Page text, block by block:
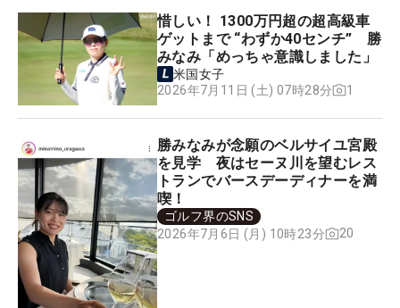
惜しい！ 1300万円超の超高級車
ゲットまで “わずか40センチ” 勝
みなみ「めっちゃ意識しました」
米国女子
2026年7月11日 (土) 07時28分
1
勝みなみが念願のベルサイユ宮殿
を見学 夜はセーヌ川を望むレス
トランでバースデーディナーを満
喫！
ゴルフ界のSNS
2026年7月6日 (月) 10時23分
20